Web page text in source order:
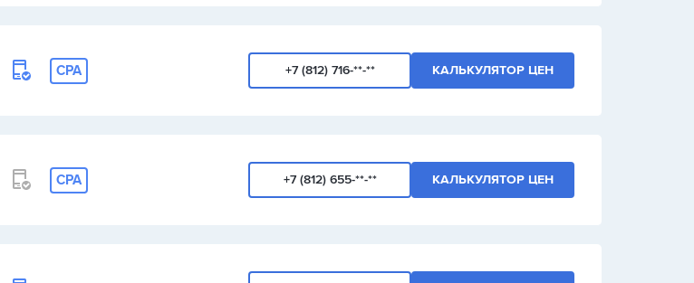
CPA +7 (812) 716-**-** КАЛЬКУЛЯТОР ЦЕН
CPA +7 (812) 655-**-** КАЛЬКУЛЯТОР ЦЕН